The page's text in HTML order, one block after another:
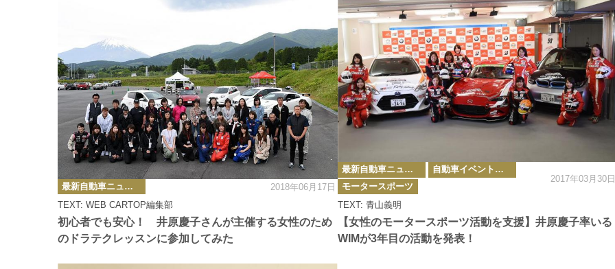
初心者でも安心！ 井原慶子さんが主催する女性のため
のドラテクレッスンに参加してみた
TEXT: WEB CARTOP編集部
カ
テ
ゴ
リ
ー
最新自動車ニュース 2018年06月17日
【女性のモータースポーツ活動を支援】井原慶子率いる
WIMが3年目の活動を発表！
TEXT: 青山義明
カ
テ
ゴ
リ
ー
最新自動車ニュース
自動車イベント・カーイベント
モータースポーツ
2017年03月30日